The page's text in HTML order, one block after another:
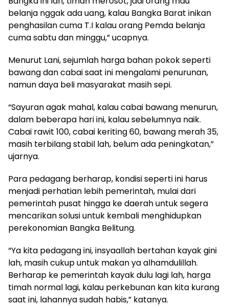
belanja nggak ada uang, kalau Bangka Barat inikan
penghasilan cuma T.I kalau orang Pemda belanja
cuma sabtu dan minggu,” ucapnya.
Menurut Lani, sejumlah harga bahan pokok seperti
bawang dan cabai saat ini mengalami penurunan,
namun daya beli masyarakat masih sepi.
“Sayuran agak mahal, kalau cabai bawang menurun,
dalam beberapa hari ini, kalau sebelumnya naik.
Cabai rawit 100, cabai keriting 60, bawang merah 35,
masih terbilang stabil lah, belum ada peningkatan,”
ujarnya.
Para pedagang berharap, kondisi seperti ini harus
menjadi perhatian lebih pemerintah, mulai dari
pemerintah pusat hingga ke daerah untuk segera
mencarikan solusi untuk kembali menghidupkan
perekonomian Bangka Belitung.
“Ya kita pedagang ini, insyaallah bertahan kayak gini
lah, masih cukup untuk makan ya alhamdulillah.
Berharap ke pemerintah kayak dulu lagi lah, harga
timah normal lagi, kalau perkebunan kan kita kurang
saat ini, lahannya sudah habis,” katanya.